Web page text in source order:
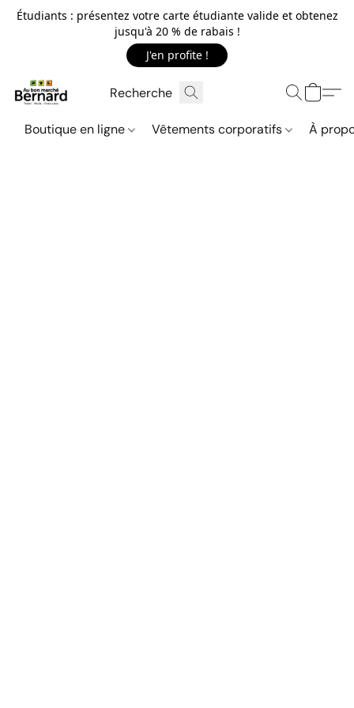
Étudiants : présentez votre carte étudiante valide et obtenez
jusqu'à 20 % de rabais !
J'en profite !
Boutique en ligne Vêtements corporatifs À